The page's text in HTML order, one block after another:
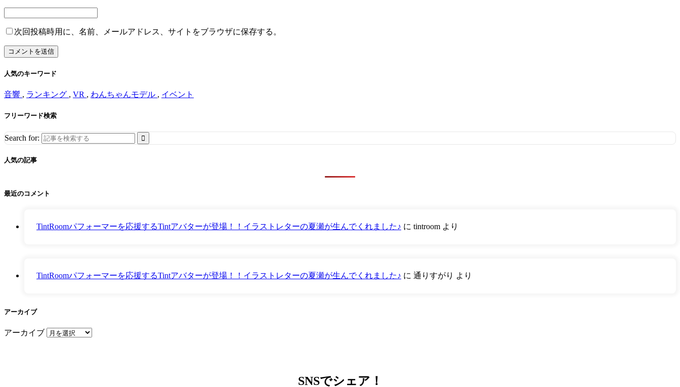
次回投稿時用に、名前、メールアドレス、サイトをブラウザに保存する。
人気のキーワード
音響 , ランキング , VR , わんちゃんモデル , イベント
フリーワード検索
Search for:
人気の記事
最近のコメント
TintRoomパフォーマーを応援するTintアバターが登場！！イラストレターの夏瀬が生んでくれました♪ に tintroom より
TintRoomパフォーマーを応援するTintアバターが登場！！イラストレターの夏瀬が生んでくれました♪ に 通りすがり より
アーカイブ
アーカイブ
SNSでシェア！